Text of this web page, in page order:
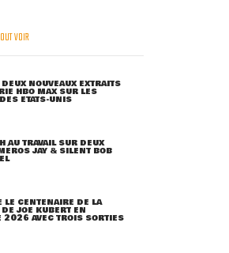
VOIR
NOUVEAUX EXTRAITS
HBO MAX SUR LES
ETATS-UNIS
AU TRAVAIL SUR DEUX
JAY & SILENT BOB
LE CENTENAIRE DE LA
JOE KUBERT EN
2026 AVEC TROIS SORTIES